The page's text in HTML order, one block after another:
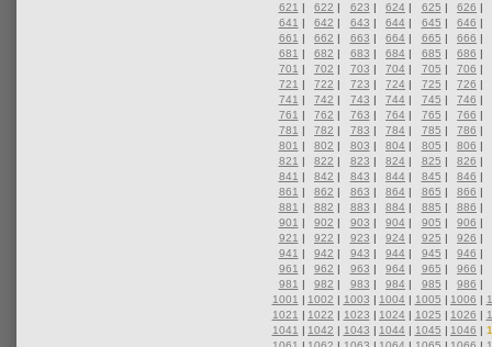
621 | 622 | 623 | 624 | 625 | 626 |
641 | 642 | 643 | 644 | 645 | 646 |
661 | 662 | 663 | 664 | 665 | 666 |
681 | 682 | 683 | 684 | 685 | 686 |
701 | 702 | 703 | 704 | 705 | 706 |
721 | 722 | 723 | 724 | 725 | 726 |
741 | 742 | 743 | 744 | 745 | 746 |
761 | 762 | 763 | 764 | 765 | 766 |
781 | 782 | 783 | 784 | 785 | 786 |
801 | 802 | 803 | 804 | 805 | 806 |
821 | 822 | 823 | 824 | 825 | 826 |
841 | 842 | 843 | 844 | 845 | 846 |
861 | 862 | 863 | 864 | 865 | 866 |
881 | 882 | 883 | 884 | 885 | 886 |
901 | 902 | 903 | 904 | 905 | 906 |
921 | 922 | 923 | 924 | 925 | 926 |
941 | 942 | 943 | 944 | 945 | 946 |
961 | 962 | 963 | 964 | 965 | 966 |
981 | 982 | 983 | 984 | 985 | 986 |
1001 | 1002 | 1003 | 1004 | 1005 | 1006 |
1021 | 1022 | 1023 | 1024 | 1025 | 1026 |
1041 | 1042 | 1043 | 1044 | 1045 | 1046 |